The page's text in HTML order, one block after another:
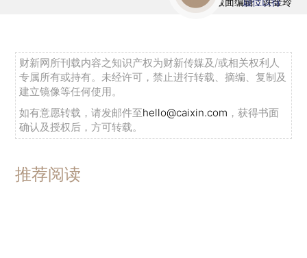
财新网所刊载内容之知识产权为财新传媒及/或相关权利人
专属所有或持有。未经许可，禁止进行转载、摘编、复制及
建立镜像等任何使用。
如有意愿转载，请发邮件至hello@caixin.com ，获得书面
确认及授权后，方可转载。
推荐阅读